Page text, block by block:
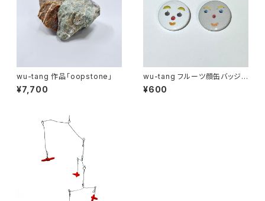
wu-tang 作品「oopstone」
¥7,700
wu-tang フルーツ顔缶バッジ 2
個セット
¥600